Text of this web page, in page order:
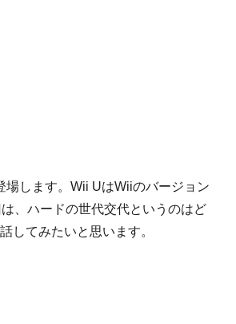
します。Wii UはWiiのバージョン
、ハードの世代交代というのはど
してみたいと思います。